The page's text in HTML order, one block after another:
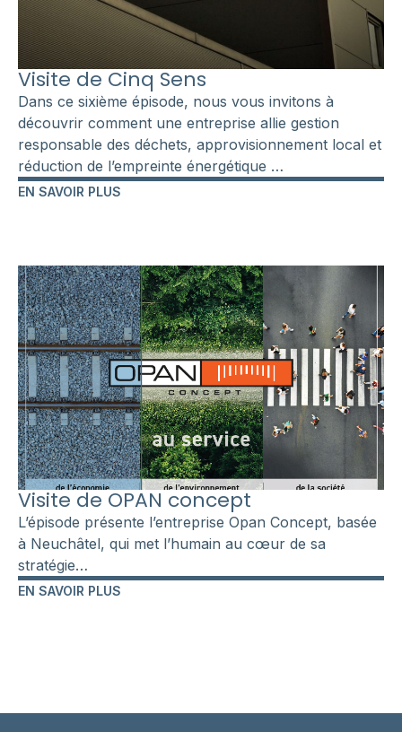
Visite de Cinq Sens
Dans ce sixième épisode, nous vous invitons à
découvrir comment une entreprise allie gestion
responsable des déchets, approvisionnement local et
réduction de l’empreinte énergétique …
EN SAVOIR PLUS
Visite de OPAN concept
L’épisode présente l’entreprise Opan Concept, basée
à Neuchâtel, qui met l’humain au cœur de sa
stratégie…
EN SAVOIR PLUS